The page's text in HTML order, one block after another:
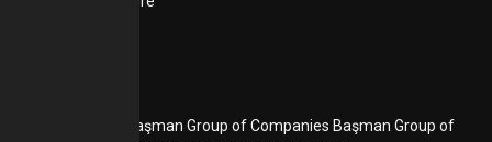
Copyright © Başman Group of Companies Başman Group of